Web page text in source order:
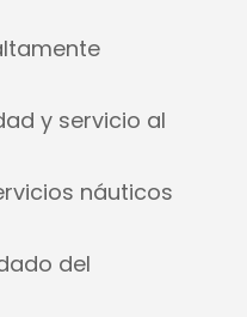
y servicio al
náuticos
del